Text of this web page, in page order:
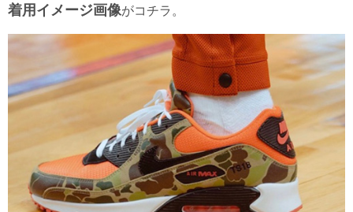
着用イメージ画像がコチラ。